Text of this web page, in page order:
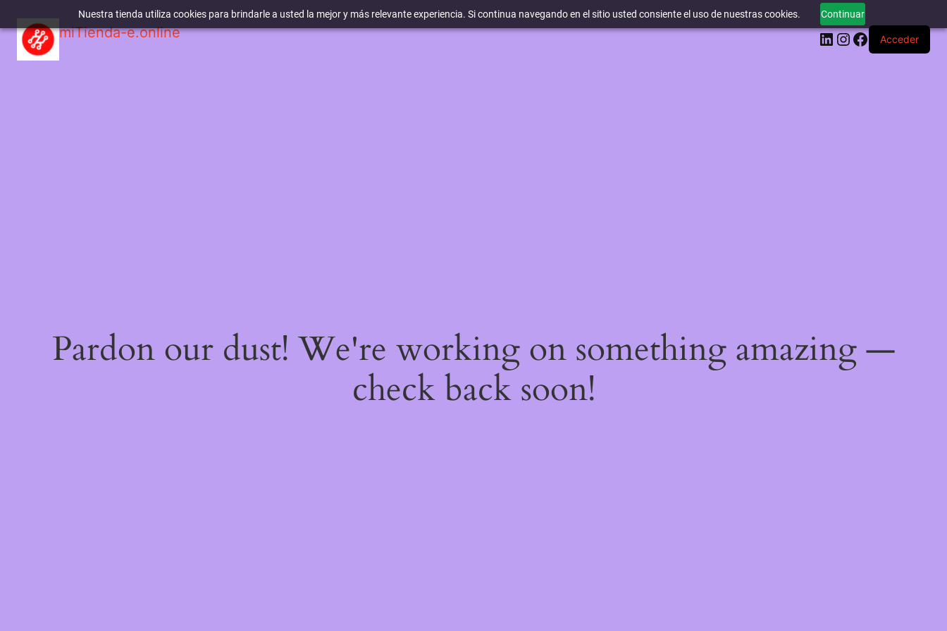
Nuestra tienda utiliza cookies para brindarle a usted la mejor y más relevante experiencia. Si continua navegando en el sitio usted consiente el uso de nuestras cookies. Continuar
miTienda-e.online LinkedIn
Instagram
Facebook
Acceder
Pardon our dust! We're working on something amazing —
check back soon!